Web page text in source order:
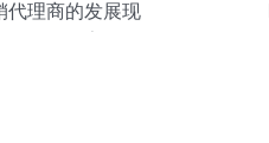
代理商的发展现